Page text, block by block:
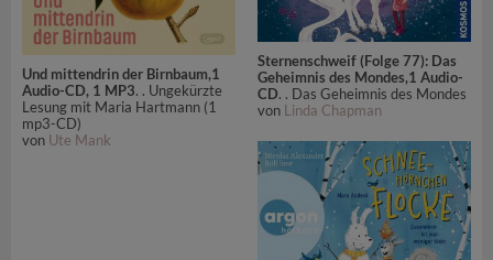
Und mittendrin der Birnbaum,1
Audio-CD, 1 MP3. . Ungekürzte
Lesung mit Maria Hartmann (1
mp3-CD)
von Ute Mank
Sternenschweif (Folge 77): Das
Geheimnis des Mondes,1 Audio-
CD. . Das Geheimnis des Mondes
von Linda Chapman